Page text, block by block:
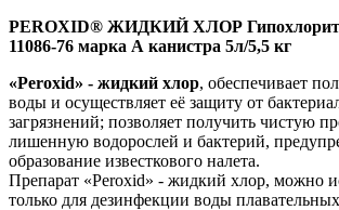
PEROXID® ЖИДКИЙ ХЛОР
11086-76 марка А канистра 5л/5,5 кг
«Peroxid» - жидкий хлор, обеспечивает
воды и осуществляет её защиту от
загрязнений; позволяет получить чистую
лишенную водорослей и бактерий,
образование известкового налета.
Препарат «Peroxid» - жидкий хлор, можно
только для дезинфекции воды